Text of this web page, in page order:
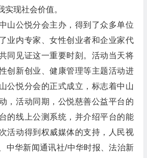
现社会价值。
山公悦分会主办，得到了众多单位
业内专家、女性创业者和企业家代
同见证这一重要时刻。活动当天将
创新创业、健康管理等主题活动进
公悦分会的正式成立，标志着中山
，活动同期，公悦慈善公益平台的
的线上公测系统，并介绍平台的能
活动得到权威媒体的支持，人民视
中华新闻通讯社/中华时报、法治新